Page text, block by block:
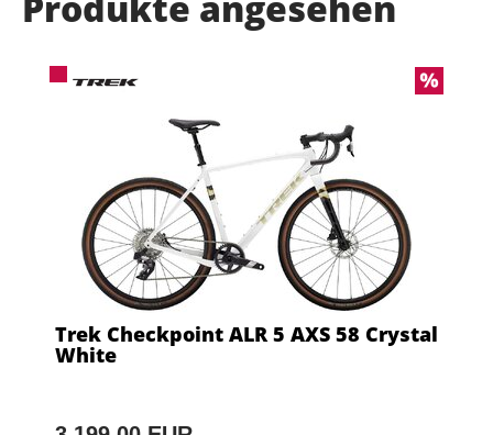
Trek Checkpoint ALR 5 AXS 58 Crystal
White